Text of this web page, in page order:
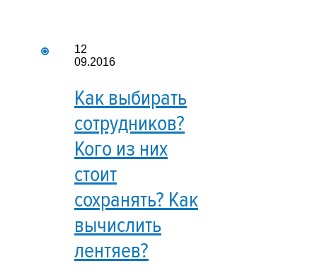
12
09.2016
Как выбирать
сотрудников?
Кого из них
стоит
сохранять? Как
вычислить
лентяев?